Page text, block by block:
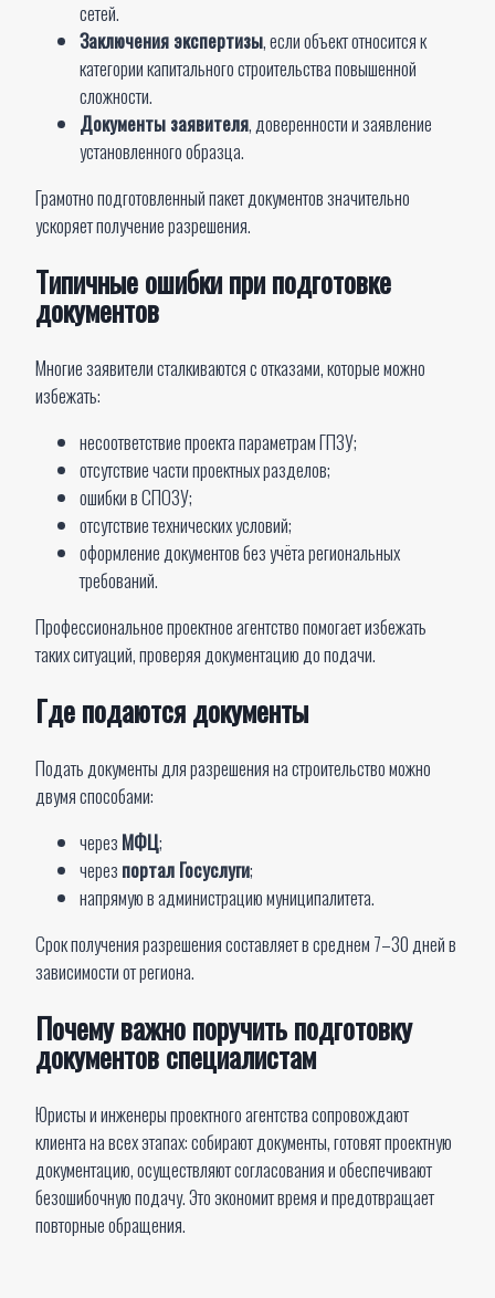
сетей.
Заключения экспертизы, если объект относится к
категории капитального строительства повышенной
сложности.
Документы заявителя, доверенности и заявление
установленного образца.
Грамотно подготовленный пакет документов значительно
ускоряет получение разрешения.
Типичные ошибки при подготовке
документов
Многие заявители сталкиваются с отказами, которые можно
избежать:
несоответствие проекта параметрам ГПЗУ;
отсутствие части проектных разделов;
ошибки в СПОЗУ;
отсутствие технических условий;
оформление документов без учёта региональных
требований.
Профессиональное проектное агентство помогает избежать
таких ситуаций, проверяя документацию до подачи.
Где подаются документы
Подать документы для разрешения на строительство можно
двумя способами:
через МФЦ;
через портал Госуслуги;
напрямую в администрацию муниципалитета.
Срок получения разрешения составляет в среднем 7–30 дней в
зависимости от региона.
Почему важно поручить подготовку
документов специалистам
Юристы и инженеры проектного агентства сопровождают
клиента на всех этапах: собирают документы, готовят проектную
документацию, осуществляют согласования и обеспечивают
безошибочную подачу. Это экономит время и предотвращает
повторные обращения.